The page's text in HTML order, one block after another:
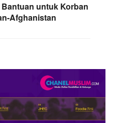
untuk Korban
Afghanistan